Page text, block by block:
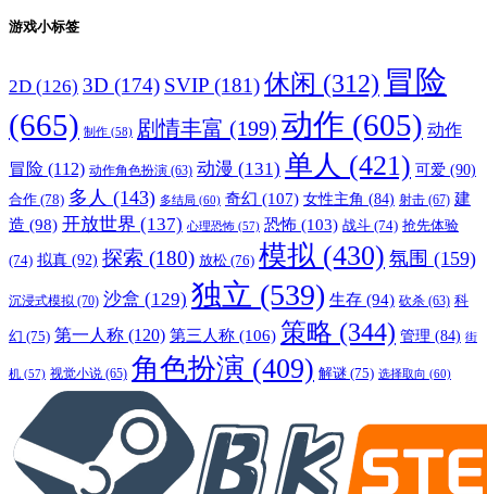
游戏小标签
2D (126) 3D (174) SVIP (181)休闲 (312) 冒险
(665) 制作 (58) 剧情丰富 (199) 动作 (605) 动作
冒险 (112) 动作角色扮演 (63) 动漫 (131) 单人 (421) 可爱 (90)
合作 (78) 多人 (143) 多结局 (60) 奇幻 (107) 女性主角 (84) 射击 (67) 建
造 (98) 开放世界 (137) 心理恐怖 (57) 恐怖 (103) 战斗 (74) 抢先体验
(74) 拟真 (92) 探索 (180) 放松 (76) 模拟 (430) 氛围 (159)
沉浸式模拟 (70) 沙盒 (129) 独立 (539) 生存 (94) 砍杀 (63) 科
幻 (75) 第一人称 (120) 第三人称 (106) 策略 (344) 管理 (84) 街
机 (57) 视觉小说 (65) 角色扮演 (409) 解谜 (75) 选择取向 (60)